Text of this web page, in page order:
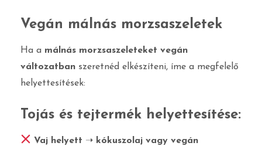
Vegán málnás morzsaszeletek
Ha a málnás morzsaszeleteket vegán
változatban szeretnéd elkészíteni, íme a megfelelő
helyettesítések:
Tojás és tejtermék helyettesítése:
Vaj helyett ➝ kókuszolaj vagy vegán